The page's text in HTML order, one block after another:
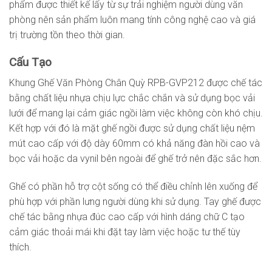
phẩm được thiết kế lấy từ sự trải nghiệm người dùng văn
phòng nên sản phẩm luôn mang tính công nghệ cao và giá
trị trường tồn theo thời gian.
Cấu Tạo
Khung Ghế Văn Phòng Chân Quỳ RPB-GVP212 được chế tác
bằng chất liệu nhựa chịu lực chắc chắn và sử dụng bọc vải
lưới để mang lại cảm giác ngồi làm việc không còn khó chịu.
Kết hợp với đó là mặt ghế ngồi được sử dụng chất liệu nệm
mút cao cấp với độ dày 60mm có khả năng đàn hồi cao và
bọc vải hoặc da vynil bên ngoài để ghế trở nên đặc sắc hơn.
Ghế có phần hỗ trợ cột sống có thể điều chỉnh lên xuống để
phù hợp với phần lưng người dùng khi sử dụng. Tay ghế được
chế tác bằng nhựa đúc cao cấp với hình dáng chữ C tạo
cảm giác thoải mái khi đặt tay làm việc hoặc tư thế tùy
thích.